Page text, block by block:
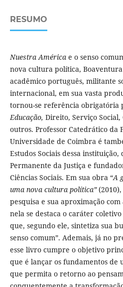
RESUMO
Nuestra América e o senso
nova cultura política, Boaventura
acadêmico português, militante
internacional, em sua vasta
tornou-se referência obrigatória
Educação, Direito, Serviço
outros. Professor Catedrático da
Universidade de Coimbra é
Estudos Sociais dessa
Permanente da Justiça e
Ciências Sociais. Em sua obra “A
uma nova cultura política”(2010),
pesquisa e sua aproximação
nela se destaca o caráter
que, segundo ele, sintetiza sua
senso comum”. Ademais, já no
esse livro cumpre o objetivo
que é lançar os fundamentos de
que permita o retorno ao